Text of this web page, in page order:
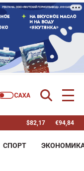
$82,17 €94,84
СПОРТ